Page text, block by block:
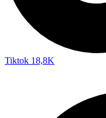
Tiktok 18,8K